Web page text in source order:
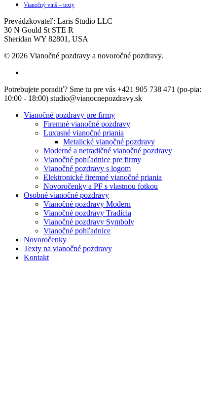
Vianočný vinš – texty
Prevádzkovateľ: Laris Studio LLC
30 N Gould St STE R
Sheridan WY 82801, USA
© 2026 Vianočné pozdravy a novoročné pozdravy.
Close
Menu
Potrebujete poradiť? Sme tu pre vás +421 905 738 471 (po-pia:
10:00 - 18:00) studio@vianocnepozdravy.sk
Vianočné pozdravy pre firmy
Firemné vianočné pozdravy
Luxusné vianočné priania
Metalické vianočné pozdravy
Moderné a netradičné vianočné pozdravy
Vianočné pohľadnice pre firmy
Vianočné pozdravy s logom
Elektronické firemné vianočné priania
Novoročenky a PF s vlastnou fotkou
Osobné vianočné pozdravy
Vianočné pozdravy Modern
Vianočné pozdravy Tradícia
Vianočné pozdravy Symboly
Vianočné pohľadnice
Novoročenky
Texty na vianočné pozdravy
Kontakt